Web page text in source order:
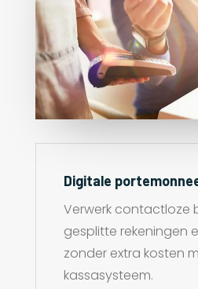
Digitale
Verwerk contactloze
gesplitte rekeningen
zonder extra kosten
kassasysteem.